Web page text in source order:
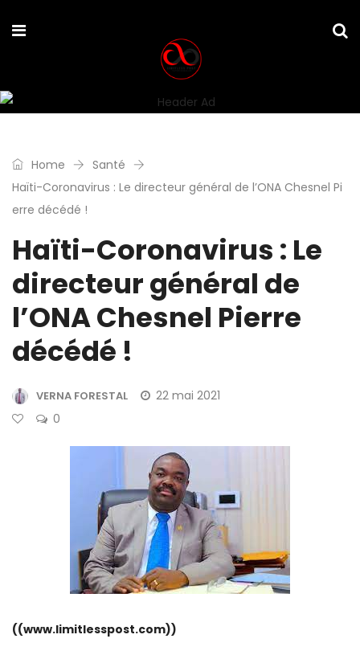
Home
Santé
Haïti-Coronavirus : Le directeur général de l’ONA Chesnel Pi
erre décédé !
Haïti-Coronavirus : Le
directeur général de
l’ONA Chesnel Pierre
décédé !
VERNA FORESTAL
22 mai 2021
0
((www.limitlesspost.com))